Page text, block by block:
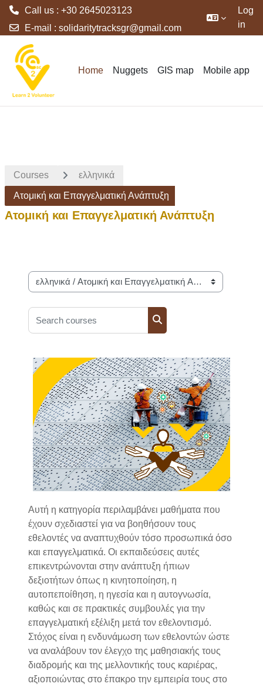
Call us : +30 2645023123
E-mail : solidaritytracksgr@gmail.com
Log
in
Home Nuggets GIS map Mobile app
Courses ελληνικά
Ατομική και Επαγγελματική Ανάπτυξη
Ατομική και Επαγγελματική Ανάπτυξη
Course categories
Search courses
Search courses
Αυτή η κατηγορία περιλαμβάνει μαθήματα που
έχουν σχεδιαστεί για να βοηθήσουν τους
εθελοντές να αναπτυχθούν τόσο προσωπικά όσο
και επαγγελματικά. Οι εκπαιδεύσεις αυτές
επικεντρώνονται στην ανάπτυξη ήπιων
δεξιοτήτων όπως η κινητοποίηση, η
αυτοπεποίθηση, η ηγεσία και η αυτογνωσία,
καθώς και σε πρακτικές συμβουλές για την
επαγγελματική εξέλιξη μετά τον εθελοντισμό.
Στόχος είναι η ενδυνάμωση των εθελοντών ώστε
να αναλάβουν τον έλεγχο της μαθησιακής τους
διαδρομής και της μελλοντικής τους καριέρας,
αξιοποιώντας στο έπακρο την εμπειρία τους στο